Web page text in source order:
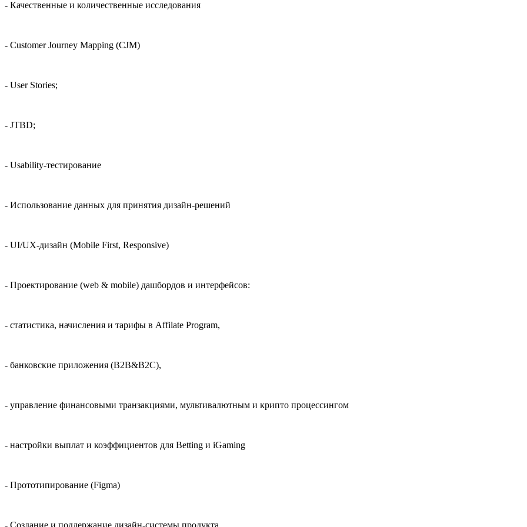
- Качественные и количественные исследования
- Customer Journey Mapping (CJM)
- User Stories;
- JTBD;
- Usability-тестирование
- Использование данных для принятия дизайн-решений
- UI/UX-дизайн (Mobile First, Responsive)
- Проектирование (web & mobile) дашбордов и интерфейсов:
- статистика, начисления и тарифы в Affilate Program,
- банковские приложения (B2B&B2C),
- управление финансовыми транзакциями, мультивалютным и крипто процессингом
- настройки выплат и коэффициентов для Betting и iGaming
- Прототипирование (Figma)
- Создание и поддержание дизайн-системы продукта